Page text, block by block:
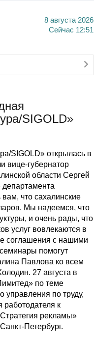
8 августа 2026
Сейчас 12:51
SIGOLD»
SIGOLD» открылась в
вице-губернатор
области Сергей
что сахалинские
Мы надеемся, что
и очень рады, что
услуг вовлекаются в
соглашения с нашими
помогут
Павлова ко всем
27 августа в
по теме
управления по труду,
к
рекламы»
Петербург.